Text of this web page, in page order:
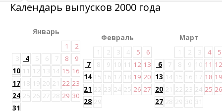
Календарь выпусков 2000 года
Январь
1
2
3
4 5 6 7 8
9
10 11 12 13 14 15 16
17 18 19 20 21 22 23
24 25 26 27 28 29 30
31
Февраль
1
2 3 4 5
6
7
8 9 10 11 12 13
14 15 16 17 18 19 20
21 22 23 24 25 26 27
28 29
Март
1
2 3 4
5
6
7 8 9 10 11 12
13 14 15 16 17 18 19
20 21 22 23 24 25 26
27 28 29 30 31